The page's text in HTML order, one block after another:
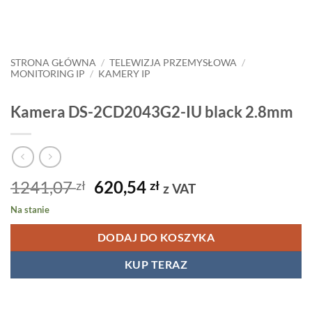
STRONA GŁÓWNA / TELEWIZJA PRZEMYSŁOWA /
MONITORING IP / KAMERY IP
Kamera DS-2CD2043G2-IU black 2.8mm
1241,07zł Pierwotna
cena
wynosiła:
1241,07 zł.
620,54złAktualna
wynosi:
620,54 zł.
z VAT
Na stanie
DODAJ DO KOSZYKA
KUP TERAZ